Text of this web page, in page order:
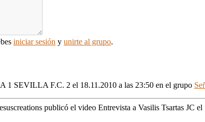
iniciar sesión y unirte al grupo.
1 SEVILLA F.C. 2 el 18.11.2010 a las 23:50 en el grupo
publicó el video Entrevista a Vasilis Tsartas JC el